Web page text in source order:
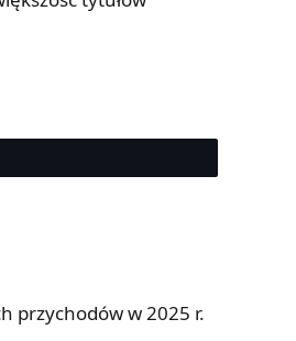
przychodów w 2025 r.